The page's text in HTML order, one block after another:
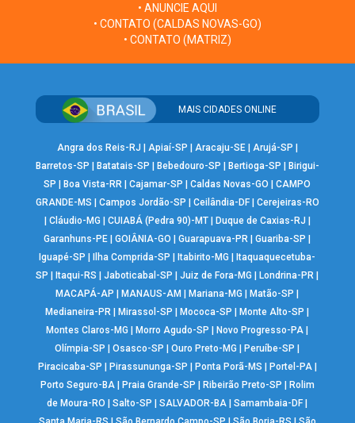
• ANUNCIE AQUI
• CONTATO (CALDAS NOVAS-GO)
• CONTATO (MATRIZ)
MAIS CIDADES ONLINE
Angra dos Reis-RJ Apiaí-SP Aracaju-SE| Arujá-SP
Barretos-SP
Batatais-SP Bebedouro-SP Bertioga-SP
Birigui-
SP
Boa Vista-RR |Cajamar-SP |Caldas Novas-GO |CAMPO
GRANDE-MS
Campos Jordão-SP Ceilândia-DF| Cerejeiras-RO
Cláudio-MG CUIABÁ (Pedra 90)-MT| Duque de Caxias-RJ
Garanhuns-PE |GOIÂNIA-GO |Guarapuava-PR |Guariba-SP
Iguapé-SP
Ilha Comprida-SP Itabirito-MG
Itaquaquecetuba-
SP
Itaqui-RS |Jaboticabal-SP |Juiz de Fora-MG Londrina-PR
MACAPÁ-AP
MANAUS-AM Mariana-MG Matão-SP
Medianeira-PR
Mirassol-SP Mococa-SP Monte Alto-SP
Montes Claros-MG
Morro Agudo-SP Novo Progresso-PA
Olímpia-SP
|Osasco-SP |Ouro Preto-MG Peruíbe-SP
Piracicaba-SP
Pirassununga-SP Ponta Porã-MS Portel-PA|
Porto Seguro-BA| Praia Grande-SP Ribeirão Preto-SP
Rolim
de Moura-RO
|Salto-SP |SALVADOR-BA |Samambaia-DF